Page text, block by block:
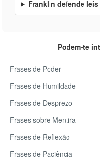
Franklin defende
Podem-te
Frases de Poder
Frases de Humildade
Frases de Desprezo
Frases sobre Mentira
Frases de Reflexão
Frases de Paciência